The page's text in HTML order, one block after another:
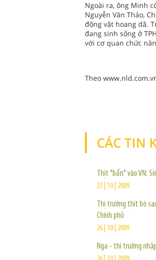
Ngoài ra, ông Minh
Nguyễn Văn Thảo,
động vật hoang dã.
đang sinh sống ở
với cơ quan chức
Theo
CÁC TIN
Thịt "bẩn" vào VN:
27 | 10 | 2009
Thị trường thịt bò
Chính phủ
26 | 10 | 2009
Nga - thị trường